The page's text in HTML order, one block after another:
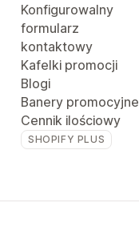
Konfigurowalny
formularz
kontaktowy
Kafelki promocji
Blogi
Banery promocyjne
Cennik ilościowy
SHOPIFY PLUS